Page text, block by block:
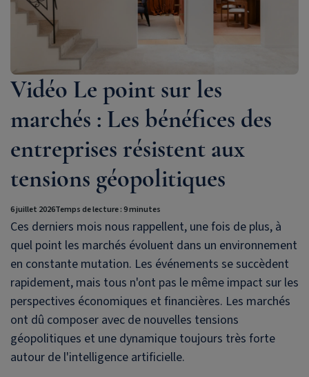
Vidéo Le point sur les
marchés : Les bénéfices des
entreprises résistent aux
tensions géopolitiques
6 juillet 2026Temps de lecture : 9 minutes
Ces derniers mois nous rappellent, une fois de plus, à
quel point les marchés évoluent dans un environnement
en constante mutation. Les événements se succèdent
rapidement, mais tous n'ont pas le même impact sur les
perspectives économiques et financières. Les marchés
ont dû composer avec de nouvelles tensions
géopolitiques et une dynamique toujours très forte
autour de l'intelligence artificielle.